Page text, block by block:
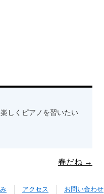
しくピアノを習いたい
春だね →
アクセス お問い合わせ